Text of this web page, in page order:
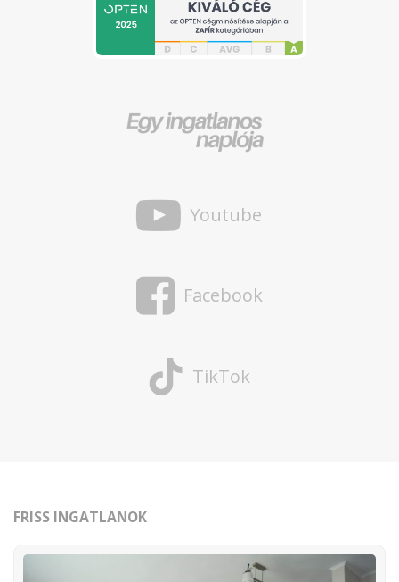
Youtube
Facebook
TikTok
FRISS INGATLANOK